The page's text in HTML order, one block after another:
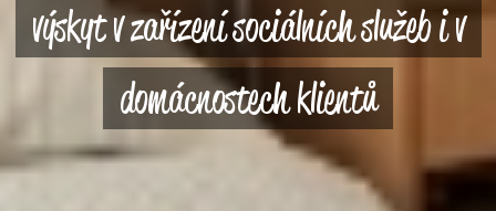
výskyt v zařízení sociálních služeb i v
domácnostech klientů